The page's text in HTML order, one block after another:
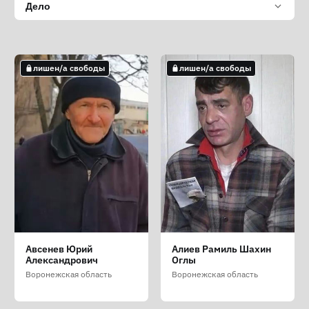
Дело
лишен/а свободы
Авсенев Юрий
Александрович
Воронежская область
лишен/а свободы
Алиев Рамиль Шахин
Оглы
Воронежская область